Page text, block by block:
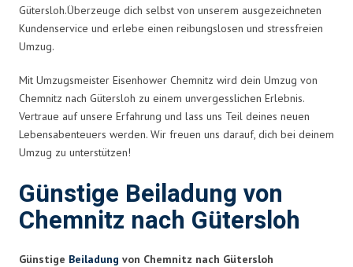
Gütersloh.Überzeuge dich selbst von unserem ausgezeichneten
Kundenservice und erlebe einen reibungslosen und stressfreien
Umzug.
Mit Umzugsmeister Eisenhower Chemnitz wird dein Umzug von
Chemnitz nach Gütersloh zu einem unvergesslichen Erlebnis.
Vertraue auf unsere Erfahrung und lass uns Teil deines neuen
Lebensabenteuers werden. Wir freuen uns darauf, dich bei deinem
Umzug zu unterstützen!
Günstige Beiladung von
Chemnitz nach Gütersloh
Günstige Beiladung von Chemnitz nach Gütersloh